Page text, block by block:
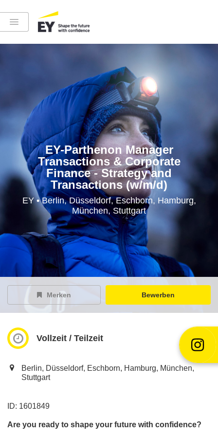
Instagram
LinkedIn
YouTube
Höre in die EY-Welt rein
EY Careers Spotlight
der Karriere-Podcast
EY Joblight
EY-Parthenon Manager
Transactions & Corporate
Finance - Strategy and
Transactions (w/m/d)
EY • Berlin, Düsseldorf, Eschborn, Hamburg,
München, Stuttgart
Merken Bewerben
Vollzeit / Teilzeit
Berlin, Düsseldorf, Eschborn, Hamburg, München,
Stuttgart
ID: 1601849
Are you ready to shape your future with confidence?